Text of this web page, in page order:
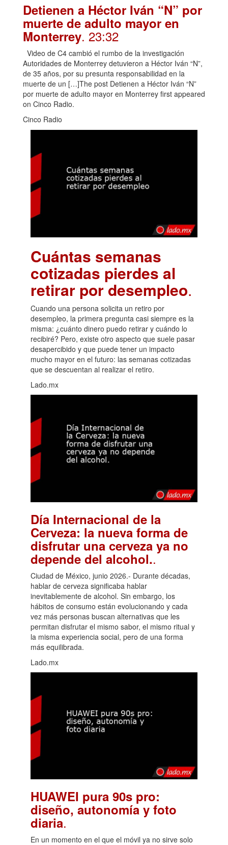
Detienen a Héctor Iván “N” por
muerte de adulto mayor en
Monterrey. 23:32
Video de C4 cambió el rumbo de la investigación
Autoridades de Monterrey detuvieron a Héctor Iván “N”,
de 35 años, por su presunta responsabilidad en la
muerte de un […]The post Detienen a Héctor Iván “N”
por muerte de adulto mayor en Monterrey first appeared
on Cinco Radio.
Cinco Radio
Cuántas semanas
cotizadas pierdes al
retirar por desempleo.
Cuando una persona solicita un retiro por
desempleo, la primera pregunta casi siempre es la
misma: ¿cuánto dinero puedo retirar y cuándo lo
recibiré? Pero, existe otro aspecto que suele pasar
desapercibido y que puede tener un impacto
mucho mayor en el futuro: las semanas cotizadas
que se descuentan al realizar el retiro.
Lado.mx
Día Internacional de la
Cerveza: la nueva forma de
disfrutar una cerveza ya no
depende del alcohol..
Ciudad de México, junio 2026.- Durante décadas,
hablar de cerveza significaba hablar
inevitablemente de alcohol. Sin embargo, los
hábitos de consumo están evolucionando y cada
vez más personas buscan alternativas que les
permitan disfrutar el mismo sabor, el mismo ritual y
la misma experiencia social, pero de una forma
más equilibrada.
Lado.mx
HUAWEI pura 90s pro:
diseño, autonomía y foto
diaria.
En un momento en el que el móvil ya no sirve solo